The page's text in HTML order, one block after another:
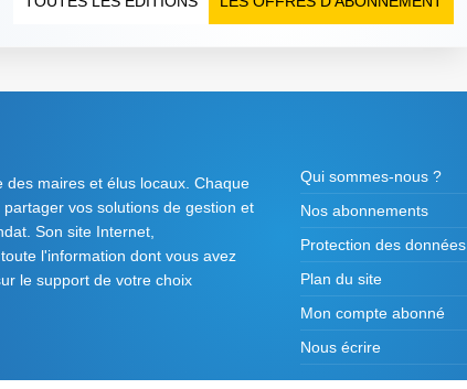
maires et élus locaux. Chaque
vos solutions de gestion et
Son site Internet,
l'information dont vous avez
le support de votre choix
Qui sommes-nous ?
Nos abonnements
Protection des données
Plan du site
Mon compte abonné
Nous écrire